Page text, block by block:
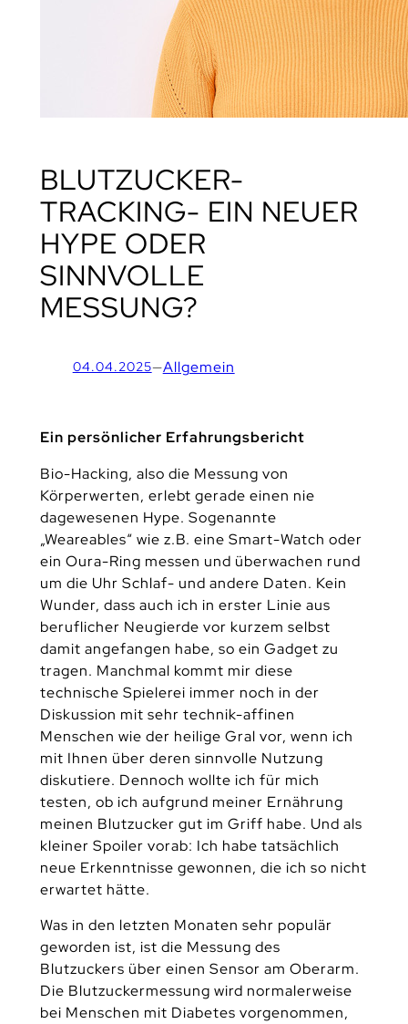
BLUTZUCKER-
TRACKING- EIN NEUER
HYPE ODER
SINNVOLLE
MESSUNG?
04.04.2025—Allgemein
Ein persönlicher Erfahrungsbericht
Bio-Hacking, also die Messung von
Körperwerten, erlebt gerade einen nie
dagewesenen Hype. Sogenannte
„Weareables“ wie z.B. eine Smart-Watch oder
ein Oura-Ring messen und überwachen rund
um die Uhr Schlaf- und andere Daten. Kein
Wunder, dass auch ich in erster Linie aus
beruflicher Neugierde vor kurzem selbst
damit angefangen habe, so ein Gadget zu
tragen. Manchmal kommt mir diese
technische Spielerei immer noch in der
Diskussion mit sehr technik-affinen
Menschen wie der heilige Gral vor, wenn ich
mit Ihnen über deren sinnvolle Nutzung
diskutiere. Dennoch wollte ich für mich
testen, ob ich aufgrund meiner Ernährung
meinen Blutzucker gut im Griff habe. Und als
kleiner Spoiler vorab: Ich habe tatsächlich
neue Erkenntnisse gewonnen, die ich so nicht
erwartet hätte.
Was in den letzten Monaten sehr populär
geworden ist, ist die Messung des
Blutzuckers über einen Sensor am Oberarm.
Die Blutzuckermessung wird normalerweise
bei Menschen mit Diabetes vorgenommen,